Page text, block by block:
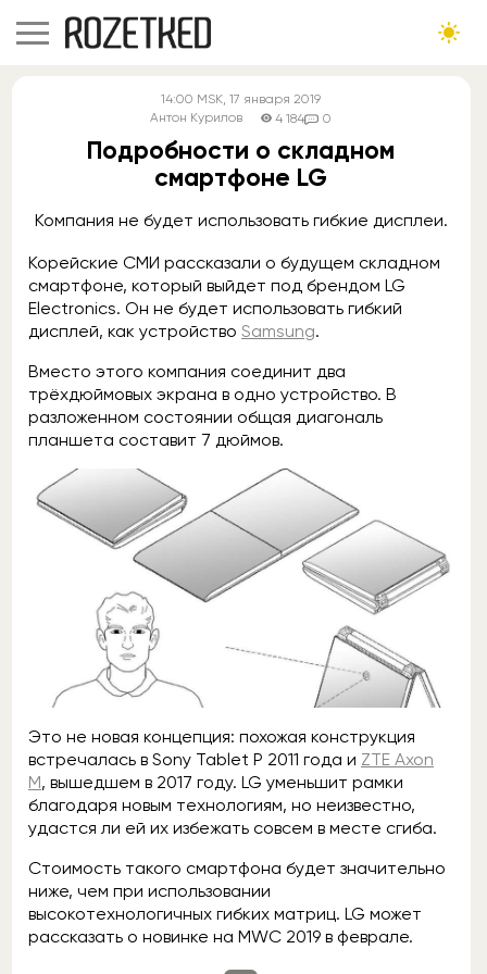
14:00 MSK, 17 января 2019
Антон Курилов
4 184 0
Подробности о складном
смартфоне LG
Компания не будет использовать гибкие дисплеи.
Корейские СМИ рассказали о будущем складном
смартфоне, который выйдет под брендом LG
Electronics. Он не будет использовать гибкий
дисплей, как устройство Samsung.
Вместо этого компания соединит два
трёхдюймовых экрана в одно устройство. В
разложенном состоянии общая диагональ
планшета составит 7 дюймов.
Это не новая концепция: похожая конструкция
встречалась в Sony Tablet P 2011 года и ZTE Axon
M, вышедшем в 2017 году. LG уменьшит рамки
благодаря новым технологиям, но неизвестно,
удастся ли ей их избежать совсем в месте сгиба.
Стоимость такого смартфона будет значительно
ниже, чем при использовании
высокотехнологичных гибких матриц. LG может
рассказать о новинке на MWC 2019 в феврале.